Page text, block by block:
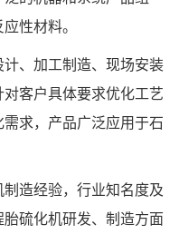
性材料。
、加工制造、现场安装
客户具体要求优化工艺
求，产品广泛应用于石
造经验，行业知名度及
硫化机研发、制造方面